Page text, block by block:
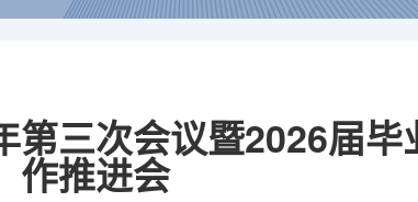
三次会议暨2026届
作推进会